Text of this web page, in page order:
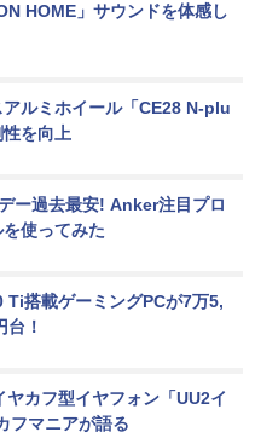
HOME」サウンドを体感し
ルミホイール「CE28 N-plu
を向上
ー過去最安! Anker注目プロ
使ってみた
Ti搭載ゲーミングPCが7万5,
！
ヤカフ型イヤフォン「UU2イ
フマニアが語る